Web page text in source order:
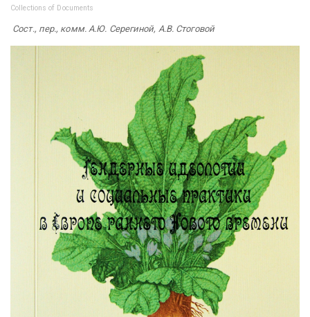
Collections of Documents
Сост., пер., комм. А.Ю. Серегиной, А.В. Стоговой